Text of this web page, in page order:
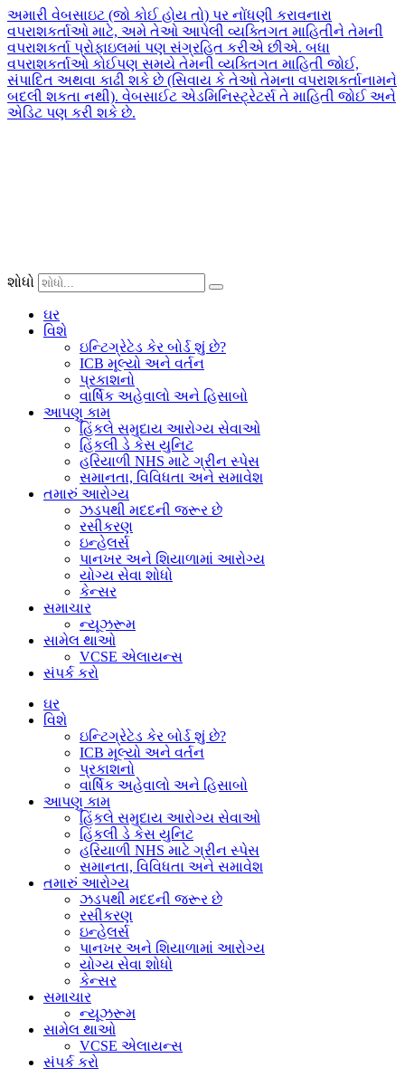
અમારી વેબસાઇટ (જો કોઈ હોય તો) પર નોંધણી કરાવનારા
વપરાશકર્તાઓ માટે, અમે તેઓ આપેલી વ્યક્તિગત માહિતીને તેમની
વપરાશકર્તા પ્રોફાઇલમાં પણ સંગ્રહિત કરીએ છીએ. બધા
વપરાશકર્તાઓ કોઈપણ સમયે તેમની વ્યક્તિગત માહિતી જોઈ,
સંપાદિત અથવા કાઢી શકે છે (સિવાય કે તેઓ તેમના વપરાશકર્તાનામને
બદલી શકતા નથી). વેબસાઈટ એડમિનિસ્ટ્રેટર્સ તે માહિતી જોઈ અને
એડિટ પણ કરી શકે છે.
શોધો
ઘર
વિશે
ઇન્ટિગ્રેટેડ કેર બોર્ડ શું છે?
ICB મૂલ્યો અને વર્તન
પ્રકાશનો
વાર્ષિક અહેવાલો અને હિસાબો
આપણુ કામ
હિંકલે સમુદાય આરોગ્ય સેવાઓ
હિંકલી ડે કેસ યુનિટ
હરિયાળી NHS માટે ગ્રીન સ્પેસ
સમાનતા, વિવિધતા અને સમાવેશ
તમારું આરોગ્ય
ઝડપથી મદદની જરૂર છે
રસીકરણ
ઇન્હેલર્સ
પાનખર અને શિયાળામાં આરોગ્ય
યોગ્ય સેવા શોધો
કેન્સર
સમાચાર
ન્યૂઝરૂમ
સામેલ થાઓ
VCSE એલાયન્સ
સંપર્ક કરો
ઘર
વિશે
ઇન્ટિગ્રેટેડ કેર બોર્ડ શું છે?
ICB મૂલ્યો અને વર્તન
પ્રકાશનો
વાર્ષિક અહેવાલો અને હિસાબો
આપણુ કામ
હિંકલે સમુદાય આરોગ્ય સેવાઓ
હિંકલી ડે કેસ યુનિટ
હરિયાળી NHS માટે ગ્રીન સ્પેસ
સમાનતા, વિવિધતા અને સમાવેશ
તમારું આરોગ્ય
ઝડપથી મદદની જરૂર છે
રસીકરણ
ઇન્હેલર્સ
પાનખર અને શિયાળામાં આરોગ્ય
યોગ્ય સેવા શોધો
કેન્સર
સમાચાર
ન્યૂઝરૂમ
સામેલ થાઓ
VCSE એલાયન્સ
સંપર્ક કરો